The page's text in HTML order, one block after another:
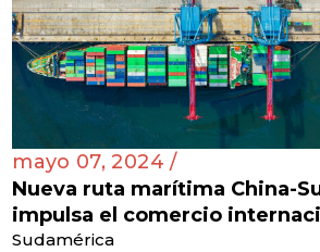
mayo 07, 2024 /
Nueva ruta marítima China-
impulsa el comercio
Sudamérica